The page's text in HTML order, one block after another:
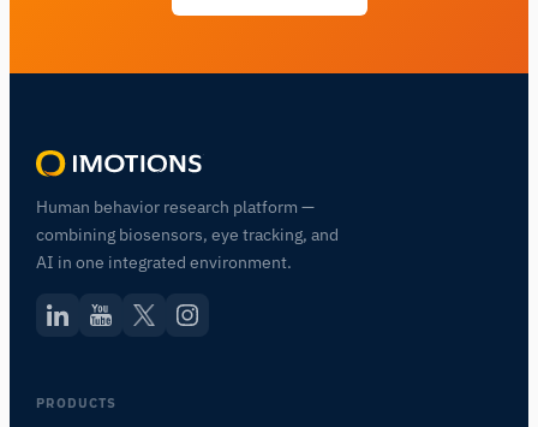
Human behavior research platform —
combining biosensors, eye tracking, and
AI in one integrated environment.
PRODUCTS